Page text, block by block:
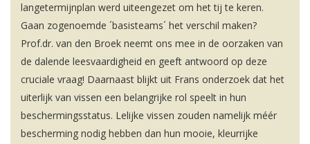
langetermijnplan werd uiteengezet om het tij te keren.
Gaan zogenoemde ´basisteams´ het verschil maken?
Prof.dr. van den Broek neemt ons mee in de oorzaken van
de dalende leesvaardigheid en geeft antwoord op deze
cruciale vraag! Daarnaast blijkt uit Frans onderzoek dat het
uiterlijk van vissen een belangrijke rol speelt in hun
beschermingsstatus. Lelijke vissen zouden namelijk méér
bescherming nodig hebben dan hun mooie, kleurrijke